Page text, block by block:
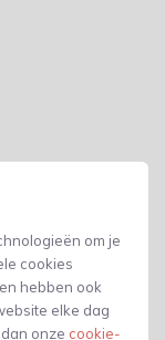
om je
cookies
hebben ook
elke dag
onze cookie-